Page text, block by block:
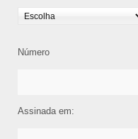
Número
Assinada em: